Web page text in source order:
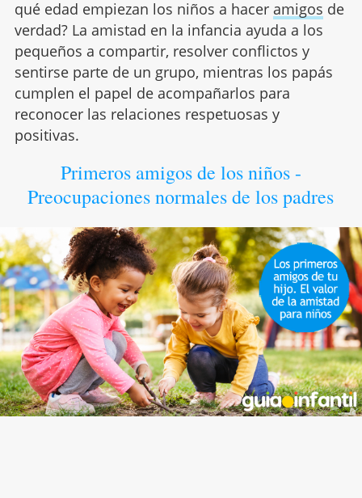
qué edad empiezan los niños a hacer amigos de
verdad? La amistad en la infancia ayuda a los
pequeños a compartir, resolver conflictos y
sentirse parte de un grupo, mientras los papás
cumplen el papel de acompañarlos para
reconocer las relaciones respetuosas y
positivas.
Primeros amigos de los niños -
Preocupaciones normales de los padres